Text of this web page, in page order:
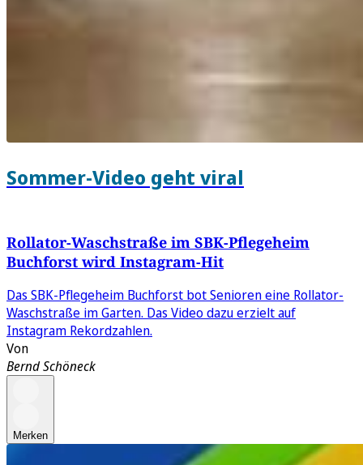
Sommer-Video geht viral
Rollator-Waschstraße im SBK-Pflegeheim
Buchforst wird Instagram-Hit
Das SBK-Pflegeheim Buchforst bot Senioren eine Rollator-
Waschstraße im Garten. Das Video dazu erzielt auf
Instagram Rekordzahlen.
Von
Bernd Schöneck
Merken